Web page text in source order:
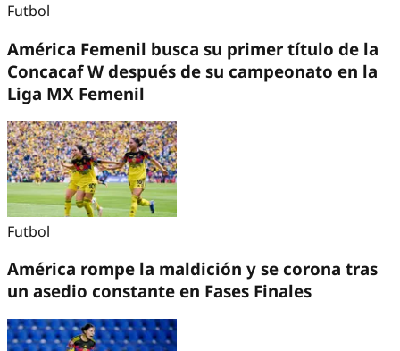
Futbol
América Femenil busca su primer título de la
Concacaf W después de su campeonato en la
Liga MX Femenil
Futbol
América rompe la maldición y se corona tras
un asedio constante en Fases Finales